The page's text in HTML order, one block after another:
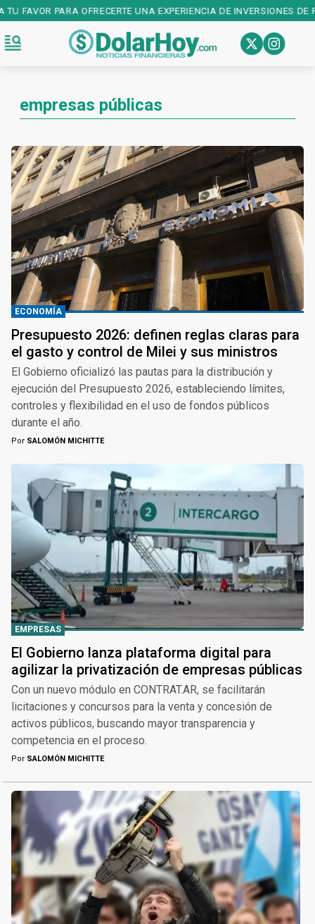
PARA OFRECERTE UNA EXPERIENCIA DE INVERSIONES DE
empresas públicas
ECONOMÍA
Presupuesto 2026: definen reglas claras para
el gasto y control de Milei y sus ministros
El Gobierno oficializó las pautas para la distribución y
ejecución del Presupuesto 2026, estableciendo límites,
controles y flexibilidad en el uso de fondos públicos
durante el año.
Por SALOMÓN MICHITTE
EMPRESAS
El Gobierno lanza plataforma digital para
agilizar la privatización de empresas públicas
Con un nuevo módulo en CONTRAT.AR, se facilitarán
licitaciones y concursos para la venta y concesión de
activos públicos, buscando mayor transparencia y
competencia en el proceso.
Por SALOMÓN MICHITTE